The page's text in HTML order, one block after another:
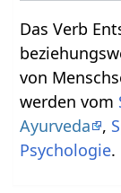
Das Verb
von
werden vom
Ayurveda
,
Psychologie.